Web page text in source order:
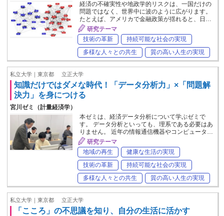
経済の不確実性や地政学的リスクは、一国だけの
問題ではなく、世界中に波のように広がります。
たとえば、アメリカで金融政策が揺れると、日…
研究テーマ
技術の革新
持続可能な社会の実現
多様な人々との共生
質の高い人生の実現
私立大学｜東京都 立正大学
知識だけではダメな時代！「データ分析力」×「問題解
決力」を身につける
宮川ゼミ（計量経済学）
本ゼミは、経済データ分析について学ぶゼミで
す。 データ分析といっても、理系である必要はあ
りません。 近年の情報通信機器やコンピュータ…
研究テーマ
地域の再生
健康な生活の実現
技術の革新
持続可能な社会の実現
多様な人々との共生
質の高い人生の実現
私立大学｜東京都 立正大学
「こころ」の不思議を知り、自分の生活に活かす